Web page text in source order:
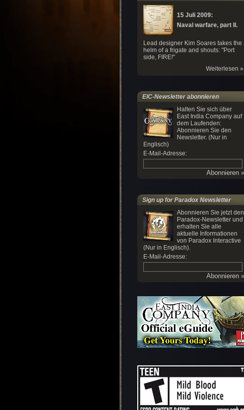
15 Juli 2009:
Naval warfare, part II.
Lead designer Kim Soares takes the
helm of a frigate and shouts: "Port
side, FIRE!"
Weiterlesen »
EIC-Newsletter abonnieren
Halten Sie sich über
East India Company auf
dem Laufenden:
Abonnieren Sie den
Newsletter. (Nur in
Englisch)
E-Mail-Adresse:
Sign up for Paradox Newsletter
Abonnieren Sie jetzt den
Paradox-Newsletter und
erhalten Sie alle
aktuelle Informationen
von Paradox Interactive
(Nur in Englisch).
E-Mail-Adresse: